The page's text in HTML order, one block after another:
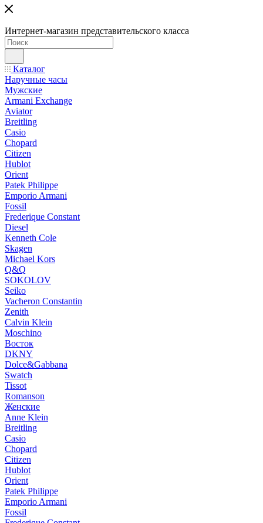
Интернет-магазин представительского класса
Каталог
Наручные часы
Мужские
Armani Exchange
Aviator
Breitling
Casio
Chopard
Citizen
Hublot
Orient
Patek Philippe
Emporio Armani
Fossil
Frederique Constant
Diesel
Kenneth Cole
Skagen
Michael Kors
Q&Q
SOKOLOV
Seiko
Vacheron Constantin
Zenith
Calvin Klein
Moschino
Восток
DKNY
Dolce&Gabbana
Swatch
Tissot
Romanson
Женские
Anne Klein
Breitling
Casio
Chopard
Citizen
Hublot
Orient
Patek Philippe
Emporio Armani
Fossil